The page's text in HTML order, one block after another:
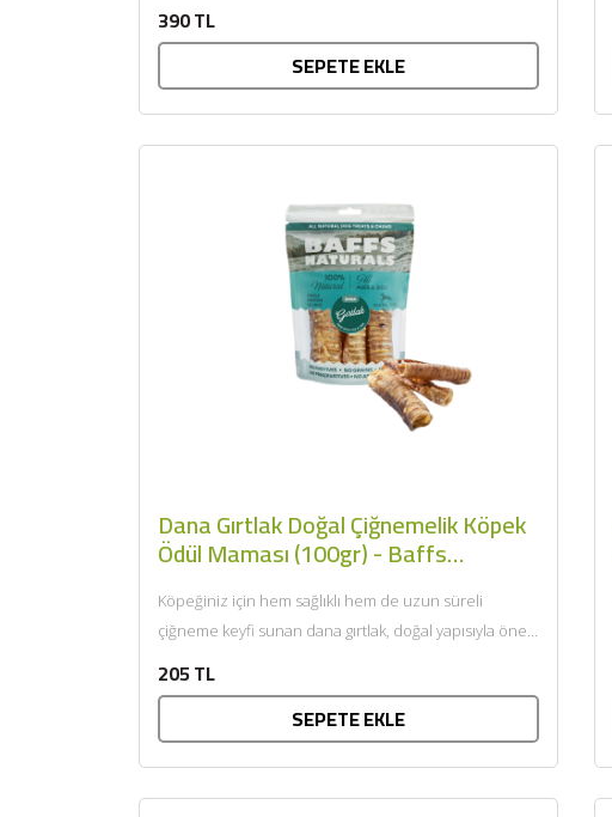
390 TL
SEPETE EKLE
Dana Gırtlak Doğal Çiğnemelik Köpek
Ödül Maması (100gr) - Baffs
Köpeğiniz için hem sağlıklı hem de uzun süreli
çiğneme keyfi sunan dana gırtlak, doğal yapısıyla öne
205 TL
SEPETE EKLE